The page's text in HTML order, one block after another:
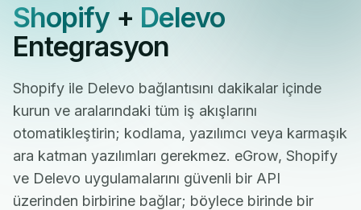
Shopify+ Delevo
Entegrasyon
Shopify ile Delevo bağlantısını dakikalar içinde
kurun ve aralarındaki tüm iş akışlarını
otomatikleştirin; kodlama, yazılımcı veya karmaşık
ara katman yazılımları gerekmez. eGrow, Shopify
ve Delevo uygulamalarını güvenli bir API
üzerinden birbirine bağlar; böylece birinde bir